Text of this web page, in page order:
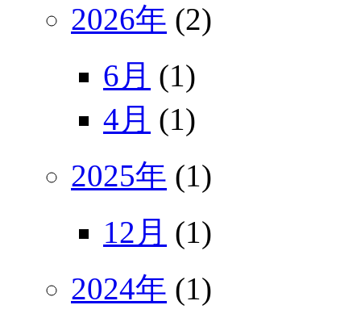
2026年 (2)
6月 (1)
4月 (1)
2025年 (1)
12月 (1)
2024年 (1)